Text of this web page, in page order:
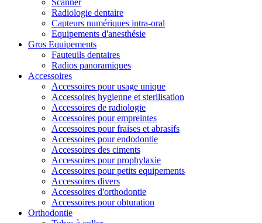
Scanner
Radiologie dentaire
Capteurs numériques intra-oral
Equipements d'anesthésie
Gros Equipements
Fauteuils dentaires
Radios panoramiques
Accessoires
Accessoires pour usage unique
Accessoires hygienne et sterilisation
Accessoires de radiologie
Accessoires pour empreintes
Accessoires pour fraises et abrasifs
Accessoires pour endodontie
Accessoires des ciments
Accessoires pour prophylaxie
Accessoires pour petits equipements
Accessoires divers
Accessoires d'orthodontie
Accessoires pour obturation
Orthodontie